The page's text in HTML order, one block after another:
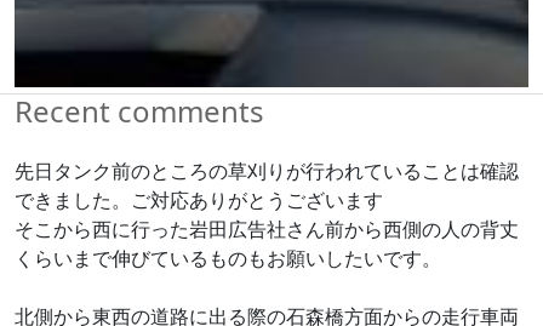
Recent comments
先日タンク前のところの草刈りが行われていることは確認
できました。ご対応ありがとうございます
そこから西に行った岩田広告社さん前から西側の人の背丈
くらいまで伸びているものもお願いしたいです。
北側から東西の道路に出る際の石森橋方面からの走行車両